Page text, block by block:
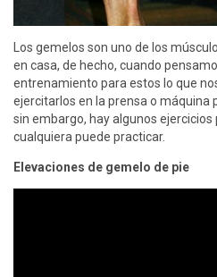
Los gemelos son uno de los
en casa, de hecho, cuando
entrenamiento para estos lo que
ejercitarlos en la prensa o máquina
sin embargo, hay algunos
cualquiera puede practicar.
Elevaciones de gemelo de pie